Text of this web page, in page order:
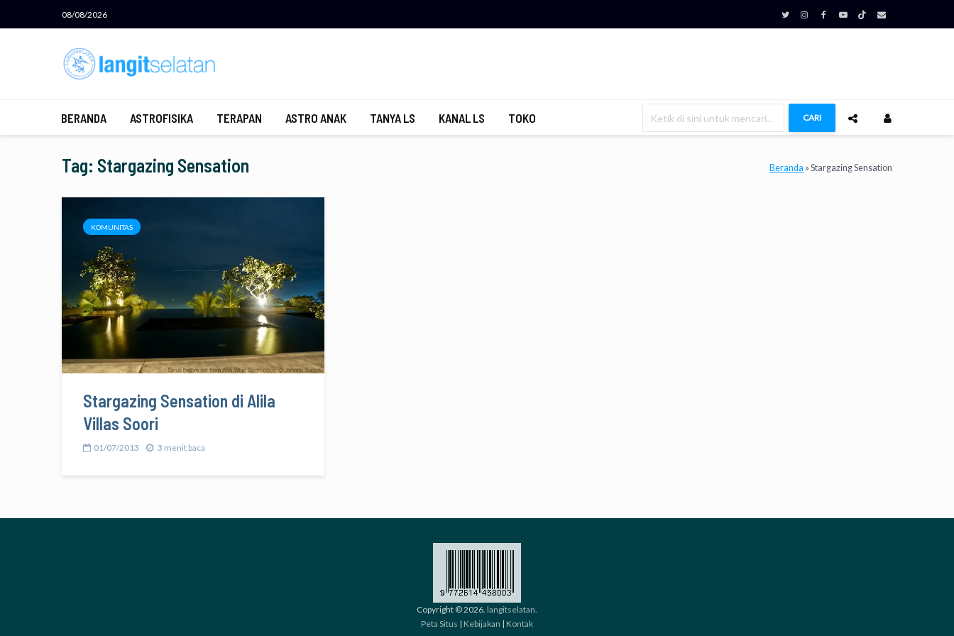
08/08/2026
BERANDA ASTROFISIKA TERAPAN ASTRO ANAK TANYA LS KANAL LS TOKO CARI
Tag: Stargazing Sensation Beranda » Stargazing Sensation
KOMUNITAS
Stargazing Sensation di Alila
Villas Soori
01/07/2013 3 menit baca
Copyright © 2026. langitselatan.
Peta Situs | Kebijakan | Kontak